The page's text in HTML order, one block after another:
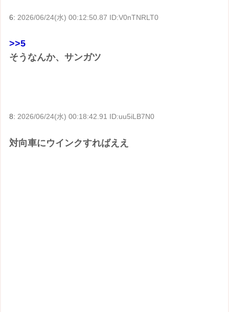
6: 2026/06/24(水) 00:12:50.87 ID:V0nTNRLT0
>>5
そうなんか、サンガツ
8:2026/06/24(水) 00:18:42.91 ID:uu5iLB7N0
対向車にウインクすればええ